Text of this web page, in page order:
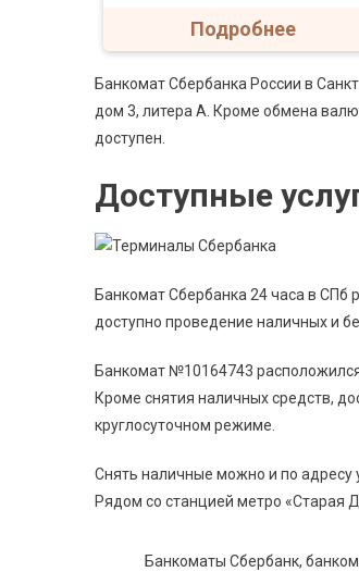
Подробнее
Банкомат Сбербанка России в
дом 3, литера А. Кроме обмена
доступен.
Доступные
Банкомат Сбербанка 24 часа в СПб
доступно проведение наличных и
Банкомат №10164743
Кроме снятия наличных средств,
круглосуточном режиме.
Снять наличные можно и по адресу
Рядом со станцией метро «Старая
Банкоматы Сбербанк,